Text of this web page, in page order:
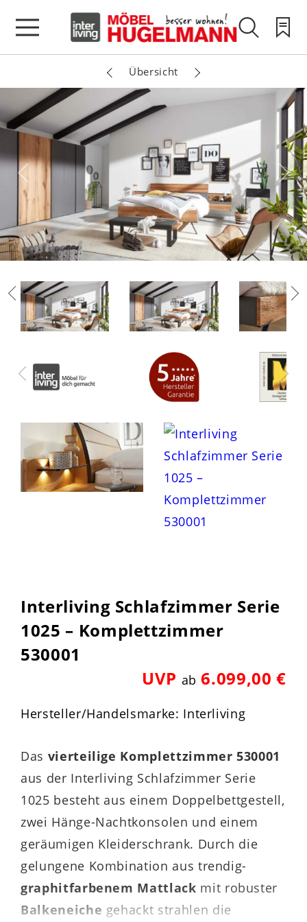
Übersicht
Interliving Schlafzimmer Serie
1025 – Komplettzimmer
530001
UVP ab 6.099,00 €
Hersteller/Handelsmarke: Interliving
Das vierteilige Komplettzimmer 530001
aus der Interliving Schlafzimmer Serie
1025 besteht aus einem Doppelbettgestell,
zwei Hänge-Nachtkonsolen und einem
geräumigen Kleiderschrank. Durch die
gelungene Kombination aus trendig-
graphitfarbenem Mattlack mit robuster
Balkeneiche gehackt strahlen die